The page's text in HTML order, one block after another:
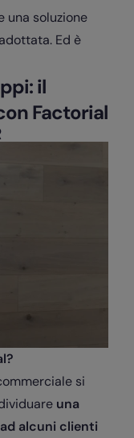
una soluzione
Ed è
il
Factorial
si
una
alcuni clienti